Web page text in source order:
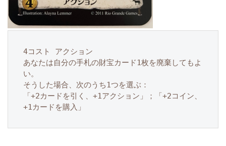
4コスト アクション
あなたは自分の手札の財宝カード1枚を廃棄してもよ
い。
そうした場合、次のうち1つを選ぶ：
「+2カードを引く、+1アクション」；「+2コイン、
+1カードを購入」